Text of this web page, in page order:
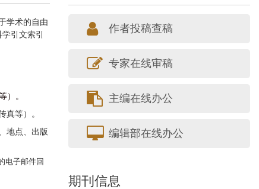
学术的自由
引文索引
）。
真等）。
地点、出版
电子邮件回
作者投稿查稿
专家在线审稿
主编在线办公
编辑部在线办公
期刊信息